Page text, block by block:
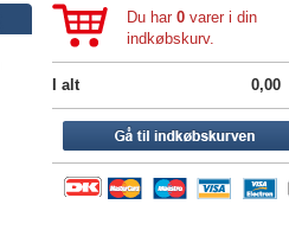
Du har 0 varer i din
indkøbskurv.
I alt 0,00